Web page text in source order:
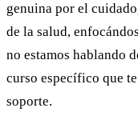
genuina por el
de la salud,
no estamos hablando
curso específico que
soporte.